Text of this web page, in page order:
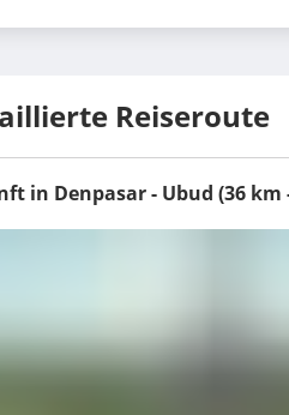
Reiseroute
in Denpasar - Ubud (36 km